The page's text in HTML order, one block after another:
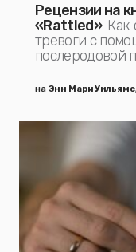
Рецензии на
«Rattled» Как
тревоги с
послеродовой
на Энн Мари Уильямс,